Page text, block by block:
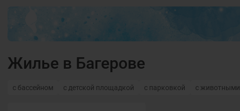
Жилье в Багерове
с бассейном с детской площадкой с парковкой с животными